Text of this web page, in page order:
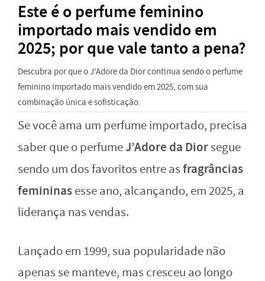
Este é o perfume feminino
importado mais vendido em
2025; por que vale tanto a pena?
Descubra por que o J'Adore da Dior continua sendo o perfume
feminino importado mais vendido em 2025, com sua
combinação única e sofisticação.
Se você ama um perfume importado, precisa
saber que o perfumeJ’Adore da Diorsegue
sendo um dos favoritos entre asfragrâncias
femininasesse ano, alcançando, em 2025, a
liderança nas vendas.
Lançado em 1999, sua popularidade não
apenas se manteve, mas cresceu ao longo